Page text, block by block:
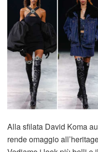
Alla sfilata David Koma
rende omaggio